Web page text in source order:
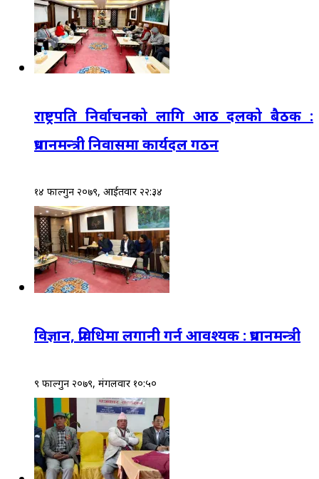
राष्ट्रपति निर्वाचनको लागि आठ दलको बैठक :
प्रधानमन्त्री निवासमा कार्यदल गठन
१४ फाल्गुन २०७९, आईतवार २२:३४
विज्ञान, प्रविधिमा लगानी गर्न आवश्यक : प्रधानमन्त्री
९ फाल्गुन २०७९, मंगलवार १०:५०